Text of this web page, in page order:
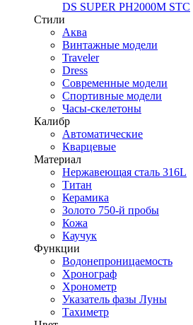
DS SUPER PH2000M STC
Стили
Аква
Винтажные модели
Traveler
Dress
Современные модели
Спортивные модели
Часы-скелетоны
Калибр
Автоматические
Кварцевые
Материал
Нержавеющая сталь 316L
Титан
Керамика
Золото 750-й пробы
Кожа
Каучук
Функции
Водонепроницаемость
Хронограф
Хронометр
Указатель фазы Луны
Тахиметр